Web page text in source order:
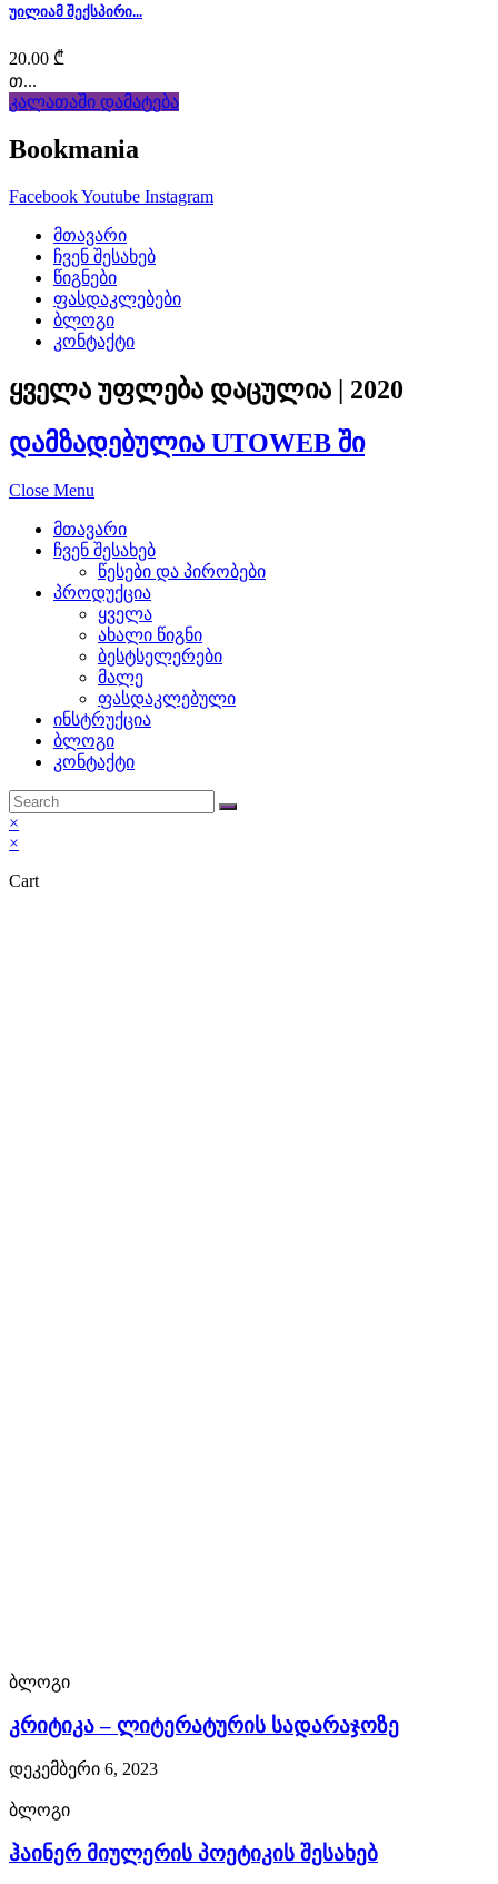
stands
out
as
the
first
step
toward
swiss
franck
mueller
replicas.
exact
https://
with
the
hunt
final
magnificence
in
addition
strength
is
the
a
sense
replica
უილიამ შექსპირი...
20.00 ₾
თ...
კალათაში დამატება
Bookmania
FacebookYoutube Instagram
მთავარი
ჩვენ შესახებ
წიგნები
ფასდაკლებები
ბლოგი
კონტაქტი
ყველა უფლება დაცულია | 2020
დამზადებულია UTOWEB ში
Close Menu
მთავარი
ჩვენ შესახებ
წესები და პირობები
პროდუქცია
ყველა
ახალი წიგნი
ბესტსელერები
მალე
ფასდაკლებული
ინსტრუქცია
ბლოგი
კონტაქტი
×
×
Cart
ბლოგი
კრიტიკა – ლიტერატურის სადარაჯოზე
დეკემბერი 6, 2023
ბლოგი
ჰაინერ მიულერის პოეტიკის შესახებ